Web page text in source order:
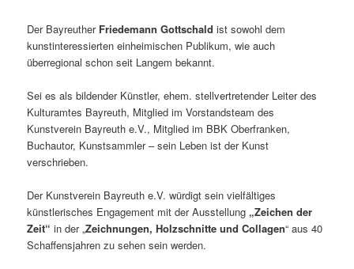
Der Bayreuther Friedemann Gottschald ist sowohl dem
kunstinteressierten einheimischen Publikum, wie auch
überregional schon seit Langem bekannt.
Sei es als bildender Künstler, ehem. stellvertretender Leiter des
Kulturamtes Bayreuth, Mitglied im Vorstandsteam des
Kunstverein Bayreuth e.V., Mitglied im BBK Oberfranken,
Buchautor, Kunstsammler – sein Leben ist der Kunst
verschrieben.
Der Kunstverein Bayreuth e.V. würdigt sein vielfältiges
künstlerisches Engagement mit der Ausstellung „Zeichen der
Zeit“in der „Zeichnungen, Holzschnitte und Collagen“ aus 40
Schaffensjahren zu sehen sein werden.